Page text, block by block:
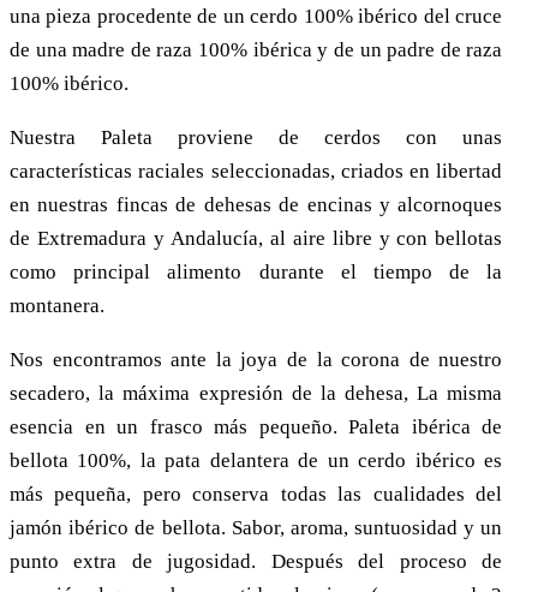
una pieza procedente de un cerdo 100% ibérico del cruce
de una madre de raza 100% ibérica y de un padre de raza
100% ibérico.
Nuestra Paleta proviene de cerdos con unas
características raciales seleccionadas, criados en libertad
en nuestras fincas de dehesas de encinas y alcornoques
de Extremadura y Andalucía, al aire libre y con bellotas
como principal alimento durante el tiempo de la
montanera.
Nos encontramos ante la joya de la corona de nuestro
secadero, la máxima expresión de la dehesa, La misma
esencia en un frasco más pequeño. Paleta ibérica de
bellota 100%, la pata delantera de un cerdo ibérico es
más pequeña, pero conserva todas las cualidades del
jamón ibérico de bellota. Sabor, aroma, suntuosidad y un
punto extra de jugosidad. Después del proceso de